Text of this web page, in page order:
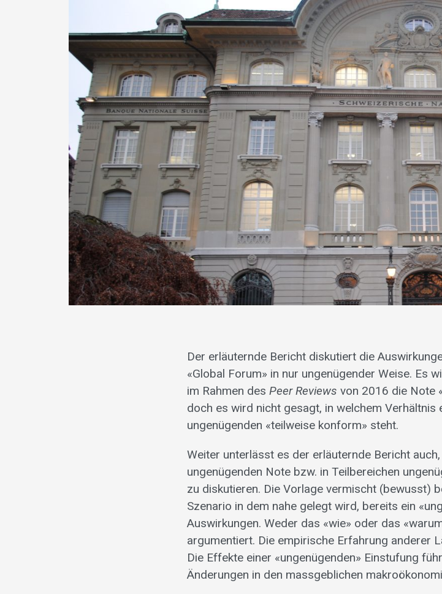
Der erläuternde Bericht diskutiert die
«Global Forum» in nur ungenügender Weise. Es
im Rahmen desPeer Reviews von 2016 die Note
doch es wird nicht gesagt, in welchem Verhältnis
ungenügenden «teilweise konform» steht.
Weiter unterlässt es der erläuternde Bericht
ungenügenden Note bzw. in Teilbereichen
zu diskutieren. Die Vorlage vermischt (bewusst)
Szenario in dem nahe gelegt wird, bereits ein
Auswirkungen. Weder das «wie» oder das
argumentiert. Die empirische Erfahrung anderer
Die Effekte einer «ungenügenden» Einstufung
Änderungen in den massgeblichen